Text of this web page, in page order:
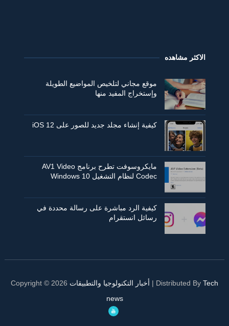
الاكثر مشاهده
موقع مجاني لتلخيص المواضيع الطويلة
وإستخراج المفيد منها
كيفية إنشاء مجلد جديد للصور على iOS 12
مايكروسوفت تطرح برنامج AV1 Video
Codec لنظام التشغيل Windows 10
كيفية الرد مباشرة على رسالة محددة في
رسائل انستقرام
Copyright © 2026 أخبار التكنولوجيا والتطبيقات | Distributed By Tech
news